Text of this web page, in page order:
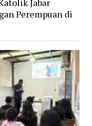
Jabar
Perempuan di